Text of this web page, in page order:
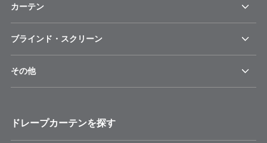
カーテン
ブラインド・スクリーン
その他
ドレープカーテンを探す